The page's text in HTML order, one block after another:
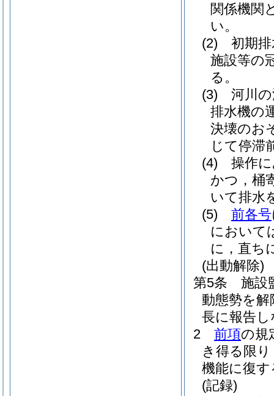
関係機関
い。
(2)
初期
施設等の
る。
(3)
河川
排水機の
決壊のお
じて停滞
(4)
操作
かつ，桶
いて排水
(5)
前各号
において
に，直ち
(出動解除)
第5条
施設
動態勢を
長に報告
2
前項の規
き得る限
機能に復
(記録)